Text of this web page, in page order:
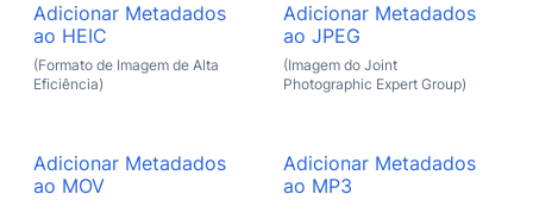
Adicionar Metadados
ao HEIC
(Formato de Imagem de Alta
Eficiência)
Adicionar Metadados
ao JPEG
(Imagem do Joint
Photographic Expert Group)
Adicionar Metadados
ao MOV
Adicionar Metadados
ao MP3